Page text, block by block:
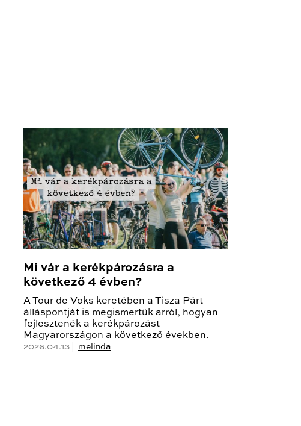
Mi vár a kerékpározásra a
következő 4 évben?
A Tour de Voks keretében a Tisza Párt
álláspontját is megismertük arról, hogyan
fejlesztenék a kerékpározást
Magyarországon a következő években.
2026.04.13 | melinda